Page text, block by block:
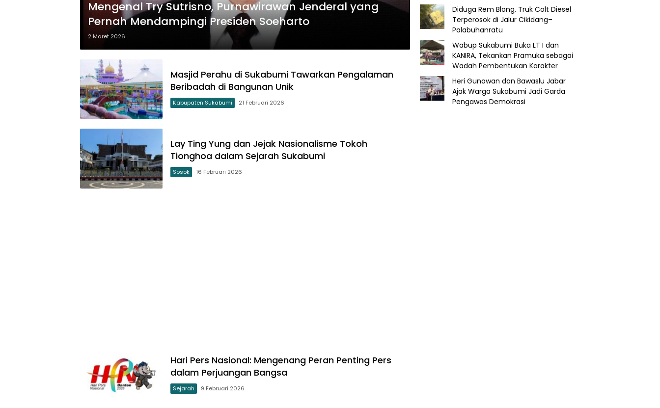
Mengenal Try Sutrisno, Purnawirawan Jenderal yang
Pernah Mendampingi Presiden Soeharto
2 Maret 2026
Masjid Perahu di Sukabumi Tawarkan Pengalaman
Beribadah di Bangunan Unik
Kabupaten Sukabumi 21 Februari 2026
Lay Ting Yung dan Jejak Nasionalisme Tokoh
Tionghoa dalam Sejarah Sukabumi
Sosok 16 Februari 2026
Hari Pers Nasional: Mengenang Peran Penting Pers
dalam Perjuangan Bangsa
Sejarah 9 Februari 2026
Diduga Rem Blong, Truk Colt Diesel
Terperosok di Jalur Cikidang–
Palabuhanratu
Wabup Sukabumi Buka LT I dan
KANIRA, Tekankan Pramuka sebagai
Wadah Pembentukan Karakter
Heri Gunawan dan Bawaslu Jabar
Ajak Warga Sukabumi Jadi Garda
Pengawas Demokrasi